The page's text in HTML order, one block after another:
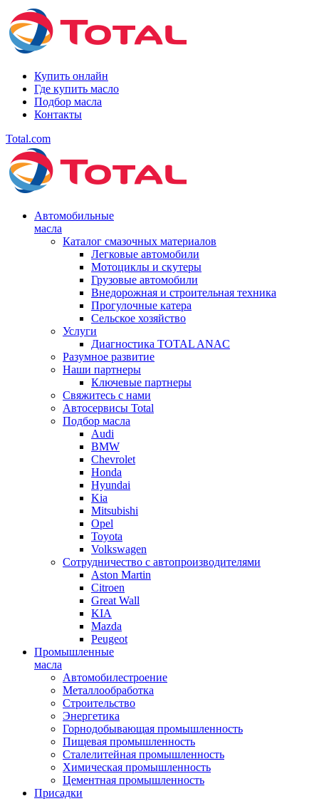
Купить онлайн
Где купить масло
Подбор масла
Контакты
Total.com
Автомобильные
масла
Каталог смазочных материалов
Легковые автомобили
Мотоциклы и скутеры
Грузовые автомобили
Внедорожная и строительная техника
Прогулочные катера
Сельское хозяйство
Услуги
Диагностика TOTAL ANAC
Разумное развитие
Наши партнеры
Ключевые партнеры
Свяжитесь с нами
Автосервисы Total
Подбор масла
Audi
BMW
Chevrolet
Honda
Hyundai
Kia
Mitsubishi
Opel
Toyota
Volkswagen
Сотрудничество с автопроизводителями
Aston Martin
Citroen
Great Wall
KIA
Mazda
Peugeot
Промышленные
масла
Автомобилестроение
Металлообработка
Строительство
Энергетика
Горнодобывающая промышленность
Пищевая промышленность
Сталелитейная промышленность
Химическая промышленность
Цементная промышленность
Присадки